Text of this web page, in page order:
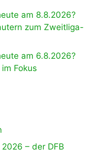
am 8.8.2026?
zum Zweitliga-
am 6.8.2026?
Fokus
– der DFB